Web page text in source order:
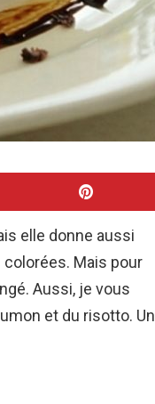
elle donne aussi
Mais pour
Aussi, je vous
et du risotto. Un